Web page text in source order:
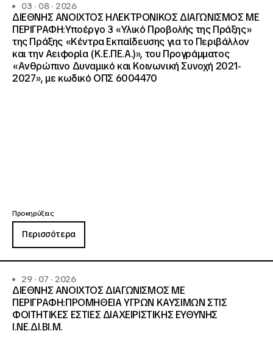
03 · 08 · 2026
ΔΙΕΘΝΗΣ ΑΝΟΙΧΤΟΣ ΗΛΕΚΤΡΟΝΙΚΟΣ ΔΙΑΓΩΝΙΣΜΟΣ ΜΕ
ΠΕΡΙΓΡΑΦΗ:Υποέργο 3 «Υλικό Προβολής της Πράξης»
της Πράξης «Κέντρα Εκπαίδευσης για το Περιβάλλον
και την Αειφορία (Κ.Ε.ΠΕ.Α.)», του Προγράμματος
«Ανθρώπινο Δυναμικό και Κοινωνική Συνοχή 2021-
2027», με κωδικό ΟΠΣ 6004470
Προκηρύξεις
Περισσότερα
29 · 07 · 2026
ΔΙΕΘΝΗΣ ΑΝΟΙΧΤΟΣ ΔΙΑΓΩΝΙΣΜΟΣ ΜΕ
ΠΕΡΙΓΡΑΦΗ:ΠΡΟΜΗΘΕΙΑ ΥΓΡΩΝ ΚΑΥΣΙΜΩΝ ΣΤΙΣ
ΦΟΙΤΗΤΙΚΕΣ ΕΣΤΙΕΣ ΔΙΑΧΕΙΡΙΣΤΙΚΗΣ ΕΥΘΥΝΗΣ
Ι.ΝΕ.ΔΙ.ΒΙ.Μ.